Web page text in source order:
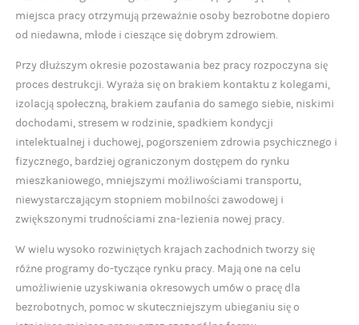
miejsca pracy otrzymują przeważnie osoby bezrobotne dopiero
od niedawna, młode i cieszące się dobrym zdrowiem.
Przy dłuższym okresie pozostawania bez pracy rozpoczyna się
proces destrukcji. Wyraża się on brakiem kontaktu z kolegami,
izolacją społeczną, brakiem zaufania do samego siebie, niskimi
dochodami, stresem w rodzinie, spadkiem kondycji
intelektualnej i duchowej, pogorszeniem zdrowia psychicznego i
fizycznego, bardziej ograniczonym dostępem do rynku
mieszkaniowego, mniejszymi możliwościami transportu,
niewystarczającym stopniem mobilności zawodowej i
zwiększonymi trudnościami zna-lezienia nowej pracy.
W wielu wysoko rozwiniętych krajach zachodnich tworzy się
różne programy do-tyczące rynku pracy. Mają one na celu
umożliwienie uzyskiwania okresowych umów o pracę dla
bezrobotnych, pomoc w skuteczniejszym ubieganiu się o